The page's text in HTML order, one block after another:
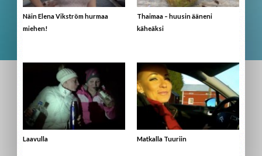
Näin Elena Vikström hurmaa
miehen!
Thaimaa – huusin ääneni
käheäksi
Laavulla Matkalla Tuuriin